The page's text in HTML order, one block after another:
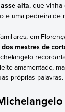
alta, que vinha
e uma pedreira de
em
mestres de
amamentado,
próprias palavras.